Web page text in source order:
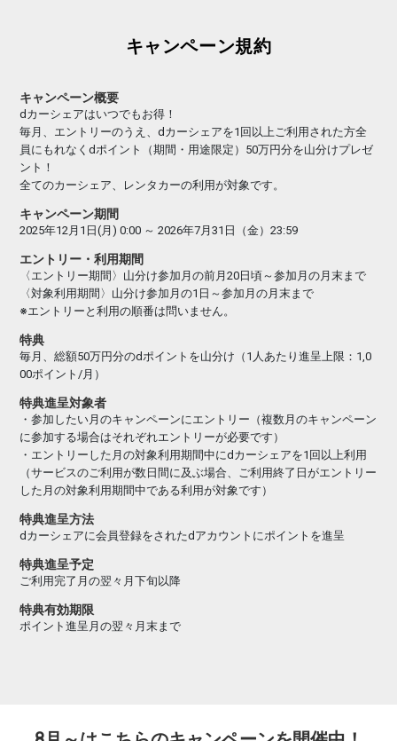
キャンペーン規約
キャンペーン概要
dカーシェアはいつでもお得！​
毎月、エントリーのうえ、dカーシェアを1回以上ご利用された方全
員にもれなくdポイント（期間・用途限定）50万円分を山分けプレゼ
ント！​
全てのカーシェア、レンタカーの利用が対象です。
キャンペーン期間
2025年12月1日(月) 0:00 ～ 2026年7月31日（金）23:59
エントリー・利用期間
〈エントリー期間〉山分け参加月の前月20日頃～参加月の月末まで
〈対象利用期間〉山分け参加月の1日～参加月の月末まで
※エントリーと利用の順番は問いません。​
特典
毎月、総額50万円分のdポイントを山分け（1人あたり進呈上限：1,0
00ポイント/月）
特典進呈対象者
・参加したい月のキャンペーンにエントリー（複数月のキャンペーン
に参加する場合はそれぞれエントリーが必要です）
・エントリーした月の対象利用期間中にdカーシェアを1回以上利用
（サービスのご利用が数日間に及ぶ場合、ご利用終了日がエントリー
した月の対象利用期間中である利用が対象です）
特典進呈方法
dカーシェアに会員登録をされたdアカウントにポイントを進呈
特典進呈予定
ご利用完了月の翌々月下旬以降
特典有効期限
ポイント進呈月の翌々月末まで